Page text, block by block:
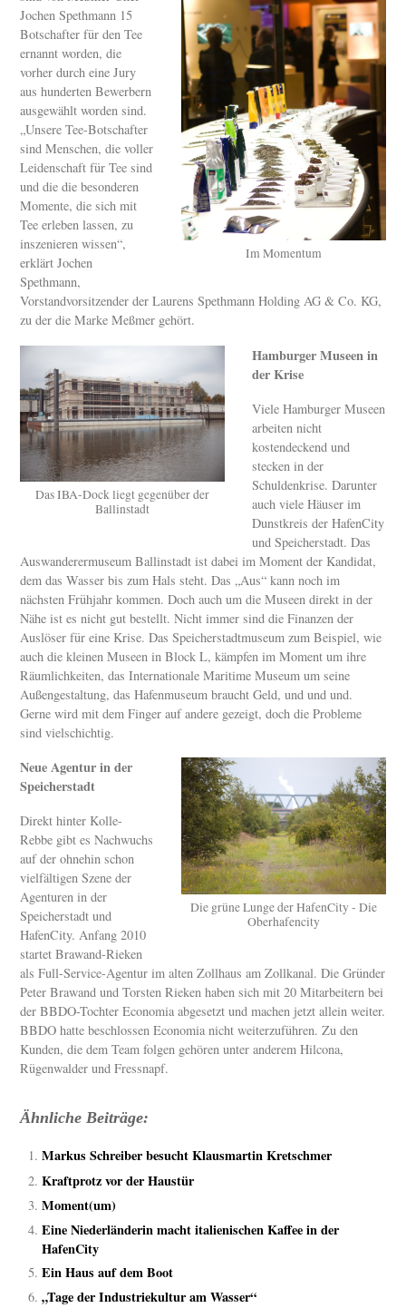
Im Momentum
Jochen Spethmann 15
Botschafter für den Tee
ernannt worden, die
vorher durch eine Jury
aus hunderten Bewerbern
ausgewählt worden sind.
„Unsere Tee-Botschafter
sind Menschen, die voller
Leidenschaft für Tee sind
und die die besonderen
Momente, die sich mit
Tee erleben lassen, zu
inszenieren wissen“,
erklärt Jochen
Spethmann,
Vorstandvorsitzender der Laurens Spethmann Holding AG & Co. KG,
zu der die Marke Meßmer gehört.
Das IBA-Dock liegt gegenüber der
Ballinstadt
Hamburger Museen in
der Krise
Viele Hamburger Museen
arbeiten nicht
kostendeckend und
stecken in der
Schuldenkrise. Darunter
auch viele Häuser im
Dunstkreis der HafenCity
und Speicherstadt. Das
Auswanderermuseum Ballinstadt ist dabei im Moment der Kandidat,
dem das Wasser bis zum Hals steht. Das „Aus“ kann noch im
nächsten Frühjahr kommen. Doch auch um die Museen direkt in der
Nähe ist es nicht gut bestellt. Nicht immer sind die Finanzen der
Auslöser für eine Krise. Das Speicherstadtmuseum zum Beispiel, wie
auch die kleinen Museen in Block L, kämpfen im Moment um ihre
Räumlichkeiten, das Internationale Maritime Museum um seine
Außengestaltung, das Hafenmuseum braucht Geld, und und und.
Gerne wird mit dem Finger auf andere gezeigt, doch die Probleme
sind vielschichtig.
Die grüne Lunge der HafenCity - Die
Oberhafencity
Neue Agentur in der
Speicherstadt
Direkt hinter Kolle-
Rebbe gibt es Nachwuchs
auf der ohnehin schon
vielfältigen Szene der
Agenturen in der
Speicherstadt und
HafenCity. Anfang 2010
startet Brawand-Rieken
als Full-Service-Agentur im alten Zollhaus am Zollkanal. Die Gründer
Peter Brawand und Torsten Rieken haben sich mit 20 Mitarbeitern bei
der BBDO-Tochter Economia abgesetzt und machen jetzt allein weiter.
BBDO hatte beschlossen Economia nicht weiterzuführen. Zu den
Kunden, die dem Team folgen gehören unter anderem Hilcona,
Rügenwalder und Fressnapf.
Ähnliche Beiträge:
Markus Schreiber besucht Klausmartin Kretschmer
Kraftprotz vor der Haustür
Moment(um)
Eine Niederländerin macht italienischen Kaffee in der
HafenCity
Ein Haus auf dem Boot
„Tage der Industriekultur am Wasser“